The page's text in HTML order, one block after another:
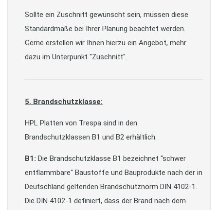
Sollte ein Zuschnitt gewünscht sein, müssen diese
Standardmaße bei Ihrer Planung beachtet werden.
Gerne erstellen wir Ihnen hierzu ein Angebot, mehr
dazu im Unterpunkt "Zuschnitt".
5. Brandschutzklasse:
HPL Platten von Trespa sind in den
Brandschutzklassen B1 und B2 erhältlich.
B1: Die Brandschutzklasse B1 bezeichnet "schwer
entflammbare" Baustoffe und Bauprodukte nach der in
Deutschland geltenden Brandschutznorm DIN 4102-1.
Die DIN 4102-1 definiert, dass der Brand nach dem